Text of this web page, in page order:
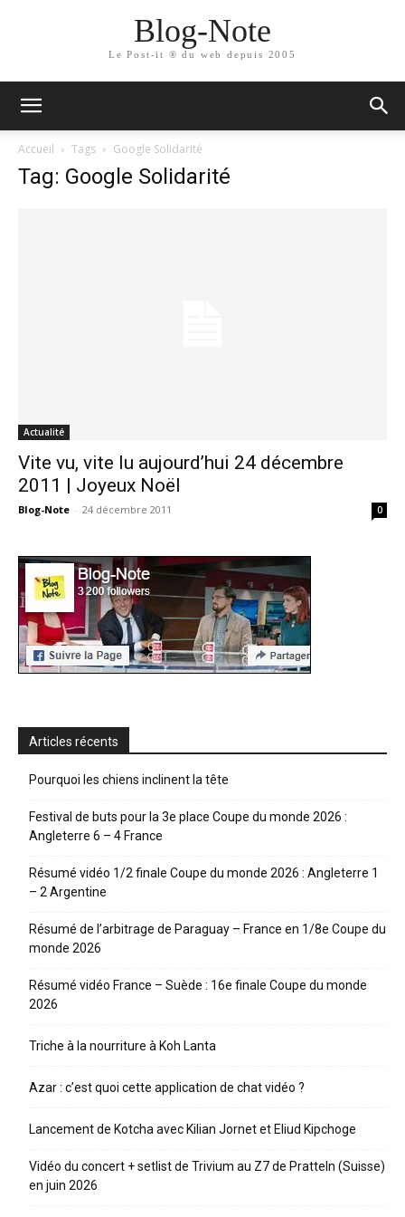
Blog-Note
Le Post-it ® du web depuis 2005
Accueil Tags Google Solidarité
Tag: Google Solidarité
Actualité
Vite vu, vite lu aujourd’hui 24 décembre
2011 | Joyeux Noël
Blog-Note - 24 décembre 2011 0
Articles récents
Pourquoi les chiens inclinent la tête
Festival de buts pour la 3e place Coupe du monde 2026 :
Angleterre 6 – 4 France
Résumé vidéo 1/2 finale Coupe du monde 2026 : Angleterre 1
– 2 Argentine
Résumé de l’arbitrage de Paraguay – France en 1/8e Coupe du
monde 2026
Résumé vidéo France – Suède : 16e finale Coupe du monde
2026
Triche à la nourriture à Koh Lanta
Azar : c’est quoi cette application de chat vidéo ?
Lancement de Kotcha avec Kilian Jornet et Eliud Kipchoge
Vidéo du concert + setlist de Trivium au Z7 de Pratteln (Suisse)
en juin 2026